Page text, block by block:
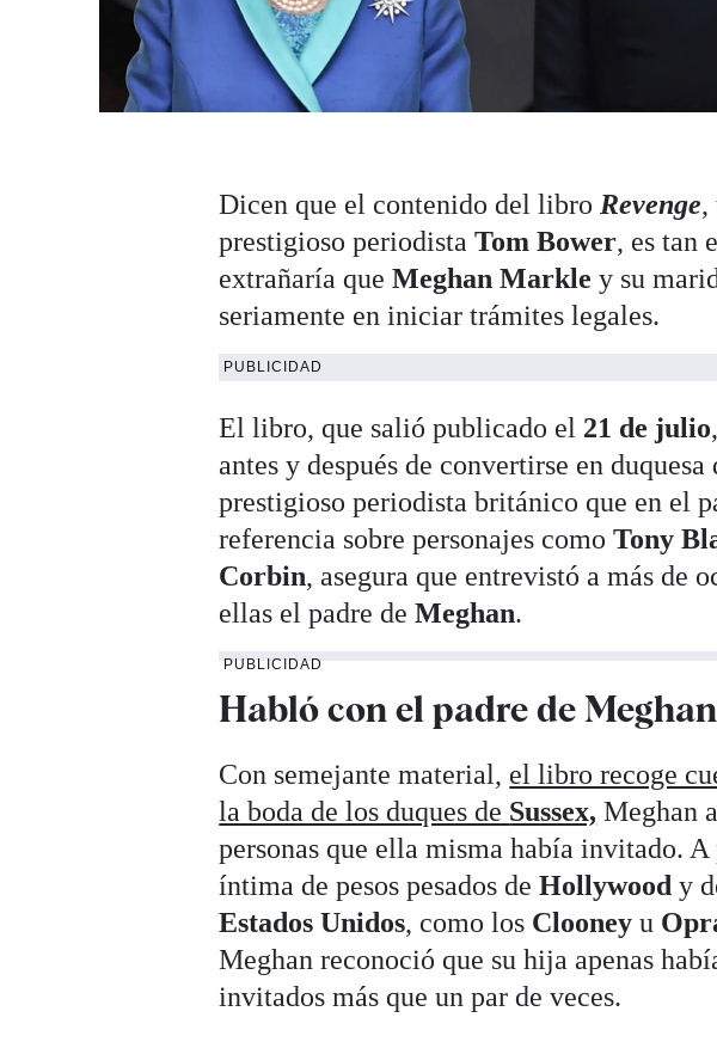
Dicen que el contenido del libro Revenge,
prestigioso periodistaTom Bower, es tan
extrañaría queMeghan Markley su
seriamente en iniciar trámites legales.
PUBLICIDAD
El libro, que salió publicado el 21 de julio
antes y después de convertirse en duquesa
prestigioso periodista británico que en el
referencia sobre personajes comoTony
Corbin, asegura que entrevistó a más de
ellas el padre deMeghan.
PUBLICIDAD
Habló con el padre de Meghan
Con semejante material, el libro recoge
la boda de los duques de Sussex, Meghan
personas que ella misma había invitado. A
íntima de pesos pesados deHollywoody
Estados Unidos, como los Clooney u
Meghan reconoció que su hija apenas
invitados más que un par de veces.